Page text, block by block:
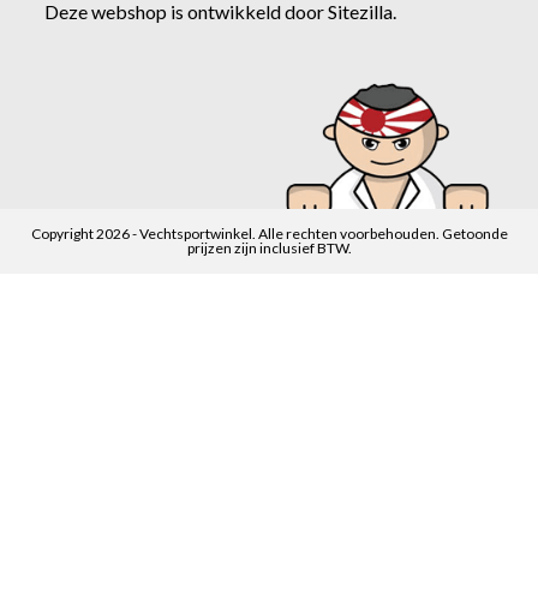
Deze webshop is ontwikkeld doorSitezilla.
Copyright 2026 - Vechtsportwinkel. Alle rechten voorbehouden. Getoonde
prijzen zijn inclusief BTW.